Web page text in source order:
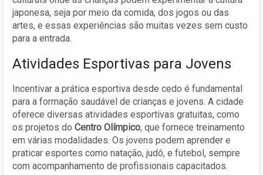
japonesa, seja por meio da comida, dos jogos ou das
artes, e essas experiências são muitas vezes sem custo
para a entrada.
Atividades Esportivas para Jovens
Incentivar a prática esportiva desde cedo é fundamental
para a formação saudável de crianças e jovens. A cidade
oferece diversas atividades esportivas gratuitas, como
os projetos do Centro Olímpico, que fornece treinamento
em várias modalidades. Os jovens podem aprender e
praticar esportes como natação, judô, e futebol, sempre
com acompanhamento de profissionais capacitados.